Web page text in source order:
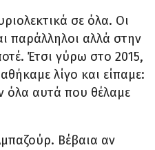
σε όλα. Οι
παράλληλοι αλλά στην
Έτσι γύρω στο 2015,
λίγο και είπαμε:
όλα αυτά που θέλαμε
Βέβαια αν